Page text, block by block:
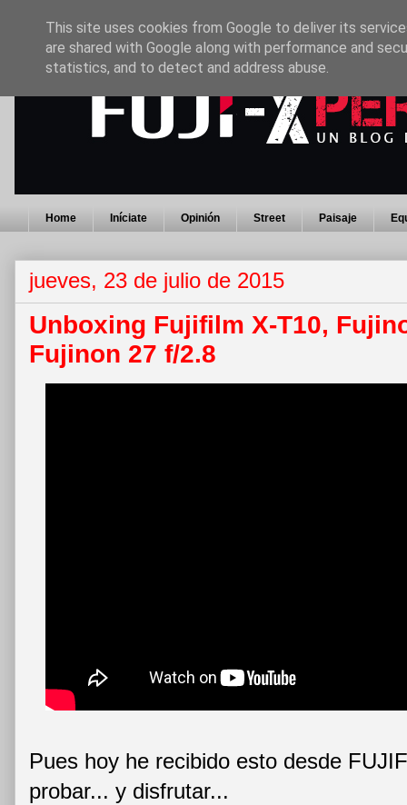
Home Iníciate Opinión Street Paisaje
jueves, 23 de julio de 2015
Unboxing Fujifilm X-T10,
Fujinon 27 f/2.8
Pues hoy he recibido esto desde
probar... y disfrutar...
This site uses cookies from Google to deliver its
are shared with Google along with performance and
statistics, and to detect and address abuse.